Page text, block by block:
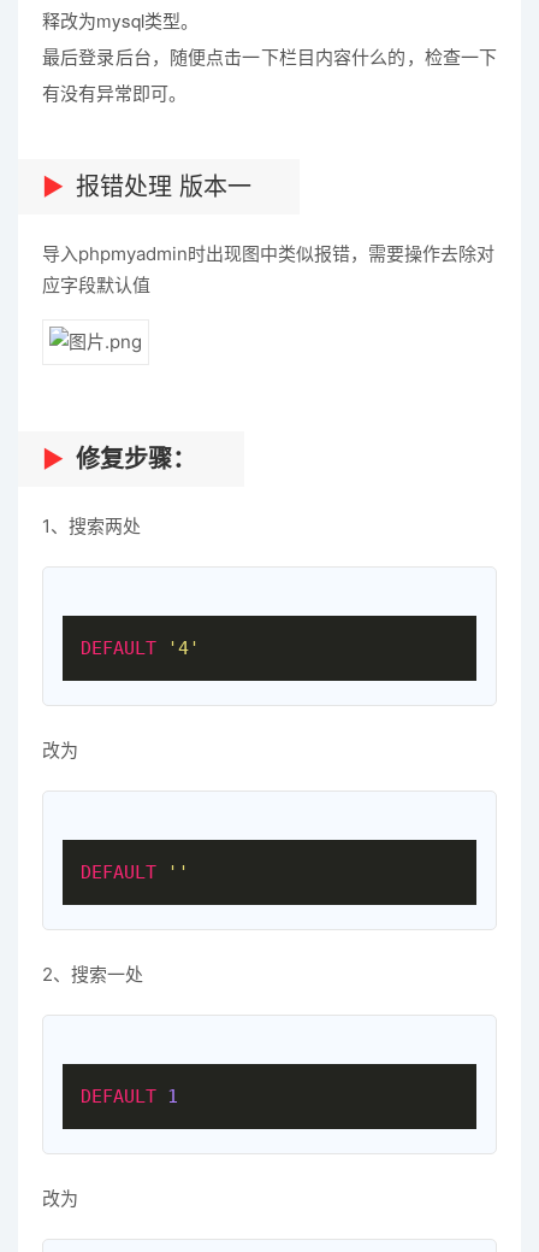
释改为mysql类型。
最后登录后台，随便点击一下栏目内容什么的，检查一下
有没有异常即可。
报错处理 版本一
导入phpmyadmin时出现图中类似报错，需要操作去除对
应字段默认值
修复步骤：
1、搜索两处
DEFAULT '4'
改为
DEFAULT ''
2、搜索一处
DEFAULT 1
改为